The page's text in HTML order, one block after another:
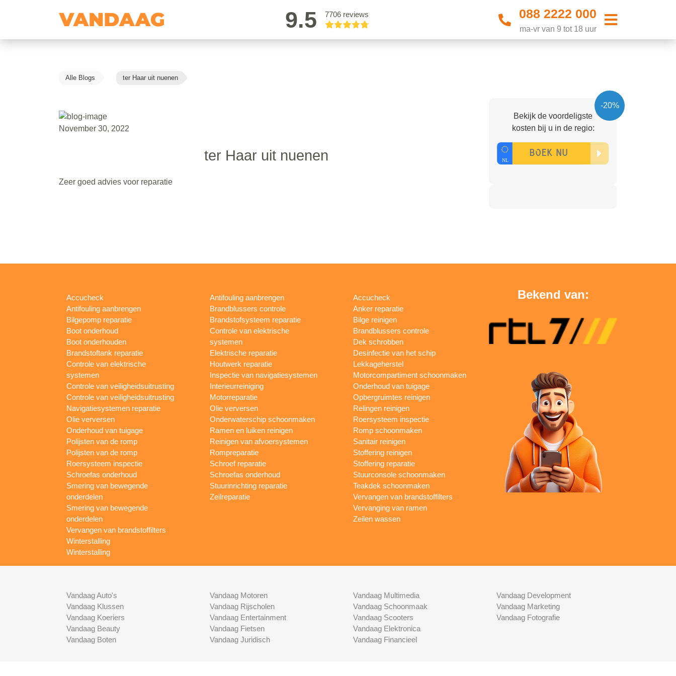
9.5 7706 reviews 088 2222 000
ma-vr van 9 tot 18 uur
Alle Blogs ter Haar uit nuenen
November 30, 2022
ter Haar uit nuenen
Zeer goed advies voor reparatie
-20%
Bekijk de voordeligste
kosten bij u in de regio:
Accucheck
Antifouling aanbrengen
Bilgepomp reparatie
Boot onderhoud
Boot onderhouden
Brandstoftank reparatie
Controle van elektrische
systemen
Controle van veiligheidsuitrusting
Controle van veiligheidsuitrusting
Navigatiesystemen reparatie
Olie verversen
Onderhoud van tuigage
Polijsten van de romp
Polijsten van de romp
Roersysteem inspectie
Schroefas onderhoud
Smering van bewegende
onderdelen
Smering van bewegende
onderdelen
Vervangen van brandstoffilters
Winterstalling
Winterstalling
Antifouling aanbrengen
Brandblussers controle
Brandstofsysteem reparatie
Controle van elektrische
systemen
Elektrische reparatie
Houtwerk reparatie
Inspectie van navigatiesystemen
Interieurreiniging
Motorreparatie
Olie verversen
Onderwaterschip schoonmaken
Ramen en luiken reinigen
Reinigen van afvoersystemen
Rompreparatie
Schroef reparatie
Schroefas onderhoud
Stuurinrichting reparatie
Zeilreparatie
Accucheck
Anker reparatie
Bilge reinigen
Brandblussers controle
Dek schrobben
Desinfectie van het schip
Lekkageherstel
Motorcompartiment schoonmaken
Onderhoud van tuigage
Opbergruimtes reinigen
Relingen reinigen
Roersysteem inspectie
Romp schoonmaken
Sanitair reinigen
Stoffering reinigen
Stoffering reparatie
Stuurconsole schoonmaken
Teakdek schoonmaken
Vervangen van brandstoffilters
Vervanging van ramen
Zeilen wassen
Bekend van:
Vandaag Auto's
Vandaag Klussen
Vandaag Koeriers
Vandaag Beauty
Vandaag Boten
Vandaag Motoren
Vandaag Rijscholen
Vandaag Entertainment
Vandaag Fietsen
Vandaag Juridisch
Vandaag Multimedia
Vandaag Schoonmaak
Vandaag Scooters
Vandaag Elektronica
Vandaag Financieel
Vandaag Development
Vandaag Marketing
Vandaag Fotografie